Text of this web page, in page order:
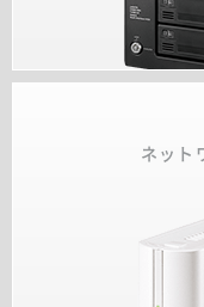
ネット